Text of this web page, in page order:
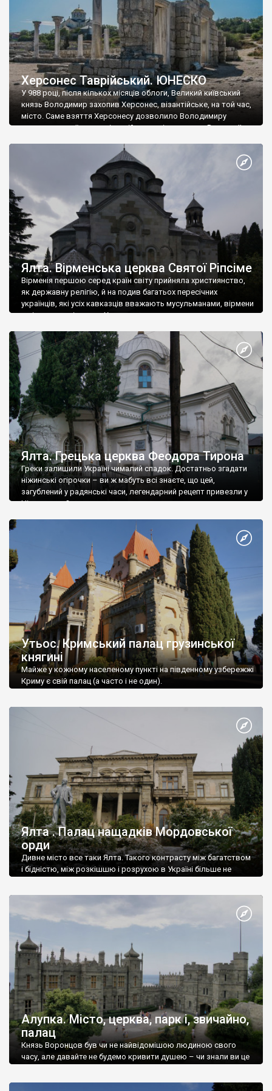
Херсонес Таврійський. ЮНЕСКО
У 988 році, після кількох місяців облоги, Великий київський
князь Володимир захопив Херсонес, візантійське, на той час,
місто. Саме взяття Херсонесу дозволило Володимиру
диктувати свої умови візантійському імператору Василю ІІ, та
Херсонесі Володимир-язичник, став Василем-християнином.
А потім було Хрещення Русі. На честь Херсонесу Таврійського
Ялта. Вірменська церква Святої Ріпсіме
Вірменія першою серед країн світу прийняла християнство,
як державну релігію, й на подив багатьох пересічних
українців, які усіх кавказців вважають мусульманами, вірмени
є відданими вірянами Христа
Ялта. Грецька церква Феодора Тирона
Греки залишили Україні чималий спадок. Достатньо згадати
ніжинські огірочки – ви ж мабуть всі знаєте, що цей,
загублений у радянські часи, легендарний рецепт привезли у
Ніжин греки?
Утьос. Кримський палац грузинської
княгині
Майже у кожному населеному пункті на південному узбережжі
Криму є свій палац (а часто і не один).
Ялта . Палац нащадків Мордовської
орди
Дивне місто все таки Ялта. Такого контрасту між багатством
і бідністю, між розкішшю і розрухою в Україні більше не
Алупка. Місто, церква, парк і, звичайно,
палац
Князь Воронцов був чи не найвідомішою людиною свого
часу, але давайте не будемо кривити душею – чи знали ви це